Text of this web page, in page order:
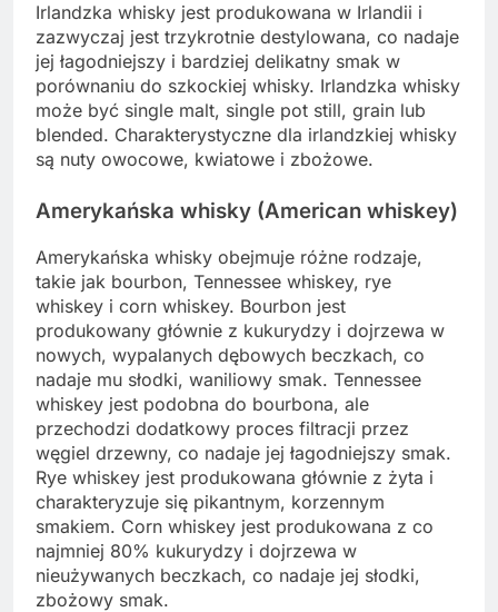
Irlandzka whisky jest produkowana w Irlandii i
zazwyczaj jest trzykrotnie destylowana, co nadaje
jej łagodniejszy i bardziej delikatny smak w
porównaniu do szkockiej whisky. Irlandzka whisky
może być single malt, single pot still, grain lub
blended. Charakterystyczne dla irlandzkiej whisky
są nuty owocowe, kwiatowe i zbożowe.
Amerykańska whisky (American whiskey)
Amerykańska whisky obejmuje różne rodzaje,
takie jak bourbon, Tennessee whiskey, rye
whiskey i corn whiskey. Bourbon jest
produkowany głównie z kukurydzy i dojrzewa w
nowych, wypalanych dębowych beczkach, co
nadaje mu słodki, waniliowy smak. Tennessee
whiskey jest podobna do bourbona, ale
przechodzi dodatkowy proces filtracji przez
węgiel drzewny, co nadaje jej łagodniejszy smak.
Rye whiskey jest produkowana głównie z żyta i
charakteryzuje się pikantnym, korzennym
smakiem. Corn whiskey jest produkowana z co
najmniej 80% kukurydzy i dojrzewa w
nieużywanych beczkach, co nadaje jej słodki,
zbożowy smak.